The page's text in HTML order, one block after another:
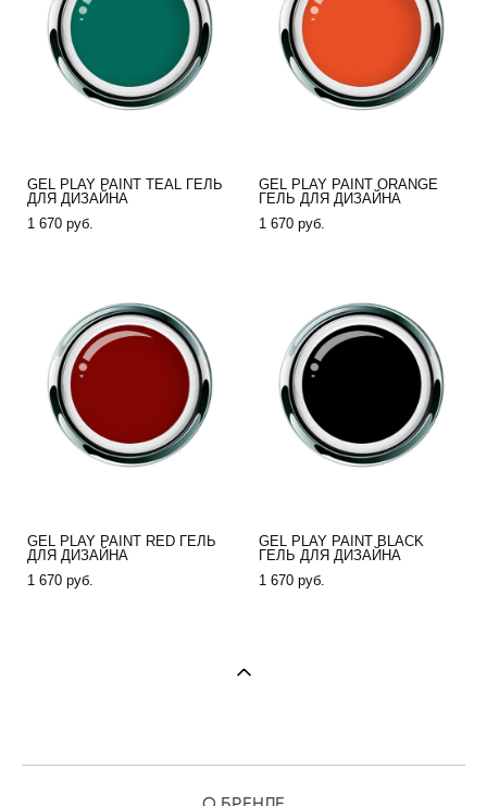
GEL PLAY PAINT TEAL ГЕЛЬ
ДЛЯ ДИЗАЙНА
1 670 pуб.
GEL PLAY PAINT ORANGE
ГЕЛЬ ДЛЯ ДИЗАЙНА
1 670 pуб.
GEL PLAY PAINT RED ГЕЛЬ
ДЛЯ ДИЗАЙНА
1 670 pуб.
GEL PLAY PAINT BLACK
ГЕЛЬ ДЛЯ ДИЗАЙНА
1 670 pуб.